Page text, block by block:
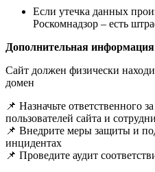
Если утечка данных
Роскомнадзор – есть
Дополнительная информация
Сайт должен физически
домен
📌 Назначьте ответственного
пользователей сайта и
📌 Внедрите меры защиты и
инцидентах
📌 Проведите аудит